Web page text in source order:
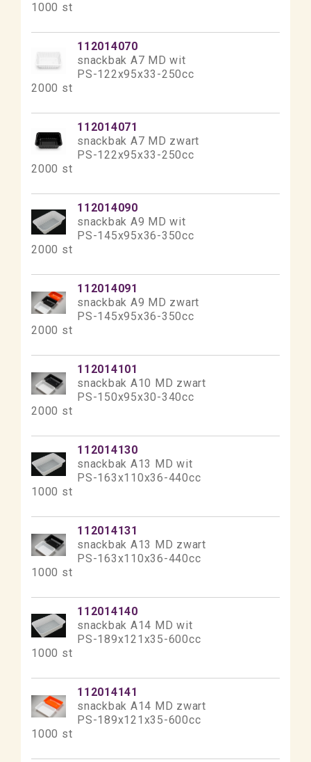
1000 st
112014070
snackbak A7 MD wit
PS-122x95x33-250cc
2000 st
112014071
snackbak A7 MD zwart
PS-122x95x33-250cc
2000 st
112014090
snackbak A9 MD wit
PS-145x95x36-350cc
2000 st
112014091
snackbak A9 MD zwart
PS-145x95x36-350cc
2000 st
112014101
snackbak A10 MD zwart
PS-150x95x30-340cc
2000 st
112014130
snackbak A13 MD wit
PS-163x110x36-440cc
1000 st
112014131
snackbak A13 MD zwart
PS-163x110x36-440cc
1000 st
112014140
snackbak A14 MD wit
PS-189x121x35-600cc
1000 st
112014141
snackbak A14 MD zwart
PS-189x121x35-600cc
1000 st